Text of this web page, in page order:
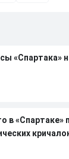
«Спартака»
в «Спартаке»